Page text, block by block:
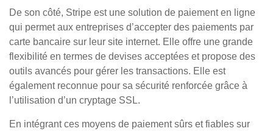
De son côté, Stripe est une solution de paiement en ligne
qui permet aux entreprises d’accepter des paiements par
carte bancaire sur leur site internet. Elle offre une grande
flexibilité en termes de devises acceptées et propose des
outils avancés pour gérer les transactions. Elle est
également reconnue pour sa sécurité renforcée grâce à
l’utilisation d’un cryptage SSL.
En intégrant ces moyens de paiement sûrs et fiables sur